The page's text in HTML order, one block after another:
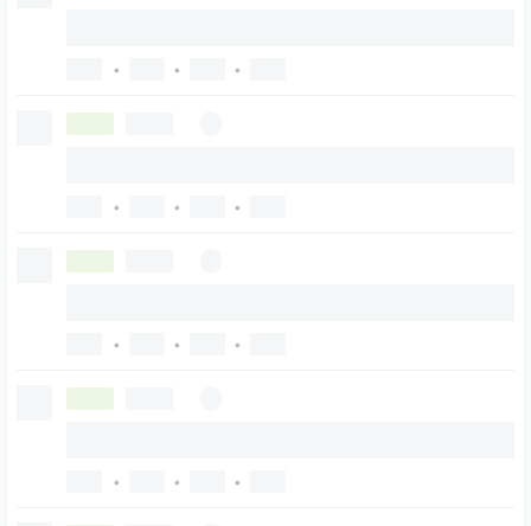
• • •
• • •
• • •
• • •